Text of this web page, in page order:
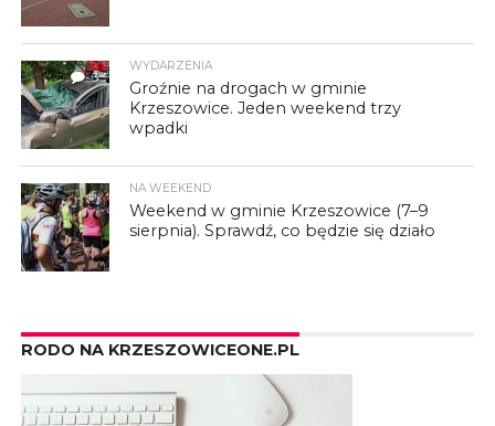
3
WYDARZENIA
Groźnie na drogach w gminie
Krzeszowice. Jeden weekend trzy
wpadki
NA WEEKEND
Weekend w gminie Krzeszowice (7–9
sierpnia). Sprawdź, co będzie się działo
RODO NA KRZESZOWICEONE.PL